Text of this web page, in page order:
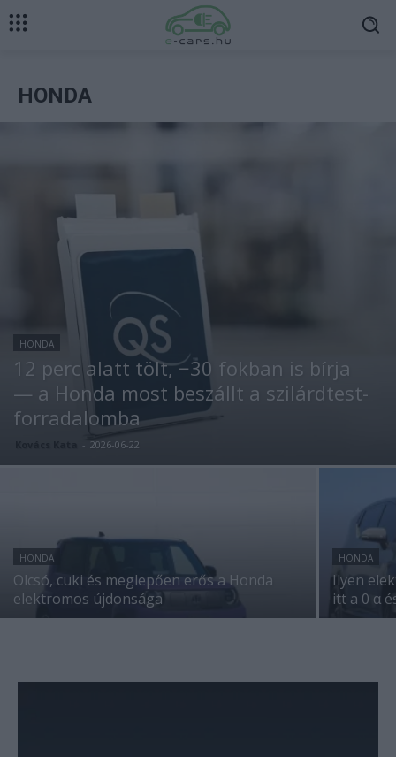
HONDA
HONDA
12 perc alatt tölt, −30 fokban is bírja
— a Honda most beszállt a szilárdtest-
forradalomba
- 2026-06-22
HONDA
Olcsó, cuki és meglepően erős a Honda
elektromos újdonsága
HONDA
Ilyen
itt a 0 α